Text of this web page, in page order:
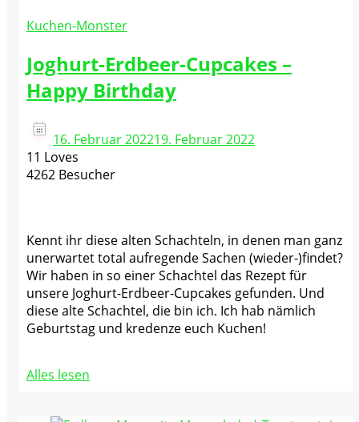
Kuchen-Monster
Joghurt-Erdbeer-Cupcakes –
Happy Birthday
16. Februar 202219. Februar 2022
11 Loves
4262 Besucher
Kennt ihr diese alten Schachteln, in denen man ganz
unerwartet total aufregende Sachen (wieder-)findet?
Wir haben in so einer Schachtel das Rezept für
unsere Joghurt-Erdbeer-Cupcakes gefunden. Und
diese alte Schachtel, die bin ich. Ich hab nämlich
Geburtstag und kredenze euch Kuchen!
Alles lesen